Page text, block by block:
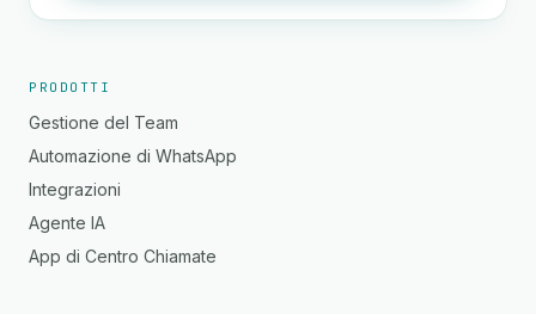
PRODOTTI
Gestione del Team
Automazione di WhatsApp
Integrazioni
Agente IA
App di Centro Chiamate